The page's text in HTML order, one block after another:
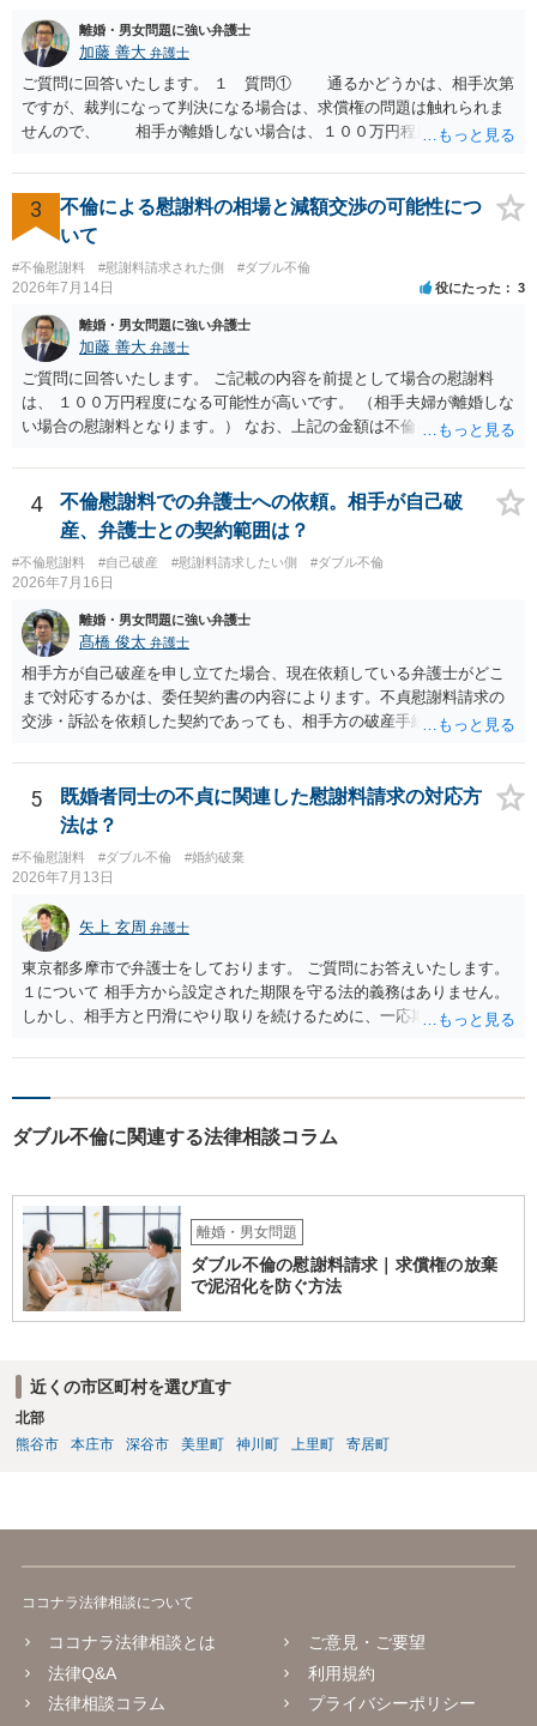
を見ない限り、具体的な判断はできませんが、一定の証拠価値はある
と考えます。 ③ 借用書があっても、後から100万円を貸付扱いに変更
することは認められるのか。 ⇒おそらく１００万円は不当利得（受け
取る正当な権利がないのに利益を取得した）として返還請求されてい
るものかと推察しますので、 貸金返還ではないかと存じます。 ④ 私
は現在、収入も不安定で貯金もなくリボ払い借金が既に約100万あり。
今年に再婚したが主人はお金に厳しい為、一括で220万円を支払う事は
困難 仮に裁判で敗訴した場合でも、分割払いになる可能性はあります
か。 ⇒判決となり敗訴してしまった場合は、強制執行により不動産等
の財産を差し押さえられ、そこから債権回収が図られることになりま
すが、 和解であれば柔軟な解決が可能ですので、その場合は分割払
いにより支払うことも十分可能です。 ⑤ このような事情であれば、私
は120万円のみ和解交渉を続けるべきでしょうか。 ⇒ご相談者様の認
識を前提にすれば、１００万円も含めて返済する必要はないと考えら
れるため、 120万円のみについて交渉を続けることがベターかと存じ
ます。
離婚・男女問題に強い弁護士
加藤 善大 弁護士
ご質問に回答いたします。 １ 質問① 通るかどうかは、相手次第
ですが、裁判になって判決になる場合は、求償権の問題は触れられま
せんので、 相手が離婚しない場合は、１００万円程度となる可能
するデメリットはありますから（経済的、時間的、精神的負担等）、
反対にご自身が、裁判も辞さずという姿勢を示すことで、プラス
に働く可能性は有り得ます。 交渉で解決する多くの場合は、相手
が弁護士に依頼しているケースで、５０万円以下で合意できる場合は
稀であると思います。 通常は、６０万円から８０万円程度になる
ことが多いというのが私の印象です。 ２ 質問② ご記載の内容が
減額を進めるうえでの交渉材料かと思います。 なお、ご自身が離
婚しないことは、交渉材料にはならないかと思いますので、ご注意く
ださい。 また、相手夫婦の婚姻関係が既に破綻していたことや、
相手女性が結婚しているとは知らなかったと主張することもあります
が、 ケースバイケースですので、ご自身の場合にそれらの主張が
できるかはよくお考え下さい。 ３ 質問③ 違約金を５０万円とす
る旨の交渉をすることが妥当かどうかという基準はありません。
公序良俗に反するような金額では、その条項自体が無効になり得ます
が、 ２００万円でも、５０万円でも、公序良俗に反するほど高額
とはいえないと考えますので、 結局は、妥当かどうかというより
も、ご自身が納得できるかどうかという基準でお考えいただくといい
と思います。 そのうえで、合意できるかは、相手も納得できるか
否かにかかってはきますが。 ４ 質問④ ご記載の内容からは判断
できないのですが、 清算条項を記載しないで合意することはリス
クがありますので、むしろ、原則としては、清算条項を記載するべき
であるとお考えいただくといいです。 ご質問に対する回答は以上で
すが、可能であれば、ご依頼になるかは別として、お近くの弁護士に
直接相談されて、 今後の対応についてアドバイス等を求めることを
3
不倫による慰謝料の相場と減額交渉の可能性につ
いて
#不倫慰謝料 #慰謝料請求された側 #ダブル不倫
2026年7月14日 役にたった 3
離婚・男女問題に強い弁護士
加藤 善大 弁護士
ご質問に回答いたします。 ご記載の内容を前提として場合の慰謝料
は、 １００万円程度になる可能性が高いです。 （相手夫婦が離婚しな
い場合の慰謝料となります。） なお、上記の金額は不倫をした２名が
半額程度の支払を求める、 求償ができることになります。 その求償権
を放棄する場合の慰謝料相場は、６０万円から８０万円程度になるこ
とが多いです。 （相手夫婦が離婚しませんので、減額してでも求償権
を放棄してもらうメリットがあることになります。） ５年後に離婚す
る可能性について、慰謝料額に影響が出る可能性はないと考えます。
最後に、ご依頼になる場合の弁護士費用は、ご依頼になる弁護士によ
り異なりますので、直接ご確認いただくといいですよ。 ご質問に対す
る回答は以上ですが、可能であれば、ご依頼になるかは別にして、お
近くの弁護士に直接相談されて、今後の対応についてアドバイスを求
めることをおすすめいたします。 ご参考にしていただけますと幸いで
す。
4
不倫慰謝料での弁護士への依頼。相手が自己破
産、弁護士との契約範囲は？
#不倫慰謝料 #自己破産 #慰謝料請求したい側 #ダブル不倫
2026年7月16日
離婚・男女問題に強い弁護士
髙橋 俊太 弁護士
相手方が自己破産を申し立てた場合、現在依頼している弁護士がどこ
まで対応するかは、委任契約書の内容によります。不貞慰謝料請求の
交渉・訴訟を依頼した契約であっても、相手方の破産手続への対応、
等まで当然に含まれているとは限りません。そのため、追加費用が発
生するかどうかは、まず委任契約書と弁護士の説明を確認した方がよ
いでしょう。 成功報酬についても、契約内容次第です。通常は、実際
に回収できた金額を基準に報酬が発生する契約が多いと思われます
が、「請求額を認めさせた場合」や「和解成立時」など、回収前に報
酬が発生する定めになっている可能性もあります。 依頼している弁護
士に、破産手続への意見申述まで契約内で対応してもらえるのか、追
加費用はかかるか、免責された場合に成功報酬が発生するのか、非免
責債権として争う見込みがあるのかを確認されるとよいと思います。
5
既婚者同士の不貞に関連した慰謝料請求の対応方
法は？
#不倫慰謝料 #ダブル不倫 #婚約破棄
2026年7月13日
矢上 玄周 弁護士
東京都多摩市で弁護士をしております。 ご質問にお答えいたします。
１について 相手方から設定された期限を守る法的義務はありません。
しかし、相手方と円滑にやり取りを続けるために、一応期限を守って
が、期限を守らないのもご不安という場合には、「弁護士に相談して
は、法的には別の議論ではありますが、事実上の繋がりがないわけで
負担割合が高くなり、婚約破棄の慰謝料も払う必要が生じるという可
能性もないわけではありません。 ただし、法律上重婚は認められてい
ないので、既婚者同士の婚約が成立するかといわれると、成立しない
と判断される可能性の方が高いと思われます。 ３について 和解をする
際には、清算条項という定めを設けることがほとんどです。 清算条項
を定めることによって、「これをもってお互いに今後一切請求しな
としての回答となります。 詳細なご事情をお伺いすればより適切な回
答ができるかと存じます。 弁護士に相談すべき事案かと存じますの
で、お早めにご相談されることをお勧めいたします。
ダブル不倫に関連する法律相談コラム
離婚・男女問題
ダブル不倫の慰謝料請求｜求償権の放棄
で泥沼化を防ぐ方法
近くの市区町村を選び直す
北部
熊谷市
本庄市 深谷市 美里町 神川町 上里町 寄居町
ココナラ法律相談について
ココナラ法律相談とは
法律Q&A
法律相談コラム
ご意見・ご要望
利用規約
プライバシーポリシー